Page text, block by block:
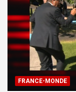
FRANCE-MONDE